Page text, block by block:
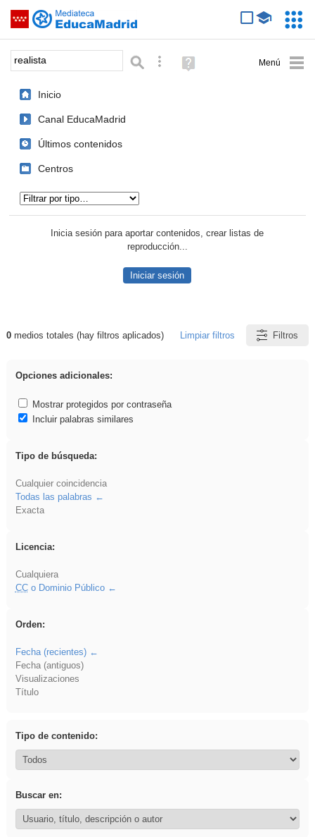
Saltar navegación
Palabra o frase: Búsqueda avanzada
Ayuda
(en
Inicio
Canal EducaMadrid
Últimos contenidos
Centros
Inicia sesión para aportar contenidos, crear listas de
reproducción...
Iniciar sesión
Resultados de: realista
0medios totales (hay filtros aplicados) Limpiar filtros Filtros
Opciones adicionales:
Mostrar protegidos por contraseña
Incluir palabras similares
Tipo de búsqueda:
Cualquier coincidencia
Todas las palabras
Exacta
Licencia:
Cualquiera
CCo Dominio Público
Orden:
Fecha (recientes)
Fecha (antiguos)
Visualizaciones
Título
Tipo de contenido:
Buscar en: